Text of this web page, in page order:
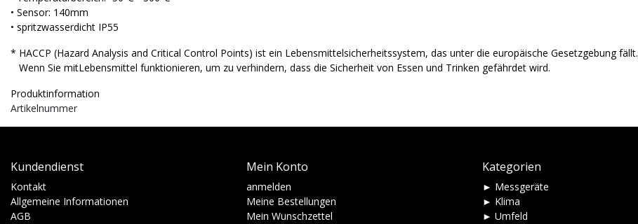
• Sensor: 140mm
• spritzwasserdicht IP55
* HACCP (Hazard Analysis and Critical Control Points) ist ein Lebensmittelsicherheitssystem, das unter die europäische Gesetzgebung fällt.
Wenn Sie mitLebensmittel funktionieren, um zu verhindern, dass die Sicherheit von Essen und Trinken gefährdet wird.
Produktinformation
Artikelnummer
Kundendienst
Kontakt
Allgemeine Informationen
AGB
Mein Konto
anmelden
Meine Bestellungen
Mein Wunschzettel
Kategorien
► Messgeräte
► Klima
► Umfeld